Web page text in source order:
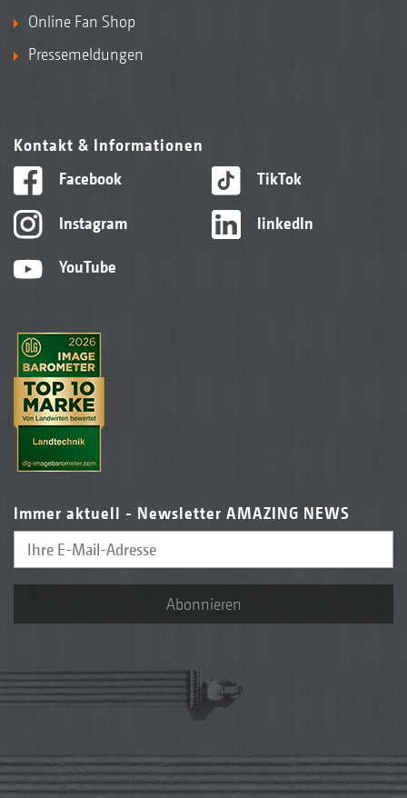
Online Fan Shop
Pressemeldungen
Kontakt & Informationen
Facebook
Instagram
YouTube
TikTok
linkedIn
Immer aktuell - Newsletter AMAZING NEWS
Abonnieren